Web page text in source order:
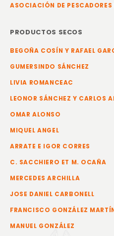
ASOCIACIÓN DE PESCADORES
PRODUCTOS SECOS
BEGOÑA COSÍN Y RAFAEL
GUMERSINDO SÁNCHEZ
LIVIA ROMANCEAC
LEONOR SÁNCHEZ Y CARLOS
OMAR ALONSO
MIQUEL ANGEL
ARRATE E IGOR CORRES
C. SACCHIERO ET M. OCAÑA
MERCEDES ARCHILLA
JOSE DANIEL CARBONELL
FRANCISCO GONZÁLEZ
MANUEL GONZÁLEZ